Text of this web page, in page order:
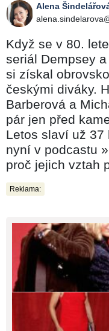
Alena
Když se v 80.
seriál Dempsey
si získal
českými diváky.
Barberová a
pár jen před
Letos slaví už 37
nyní v podcastu
proč jejich vztah
Reklama: